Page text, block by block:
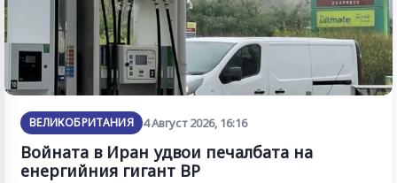
ВЕЛИКОБРИТАНИЯ 4 Август 2026, 16:16
Войната в Иран удвои печалбата на
енергийния гигант BP